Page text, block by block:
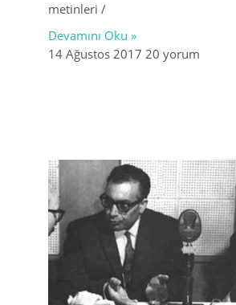
metinleri /
Devamını Oku »
14 Ağustos 2017 20 yorum